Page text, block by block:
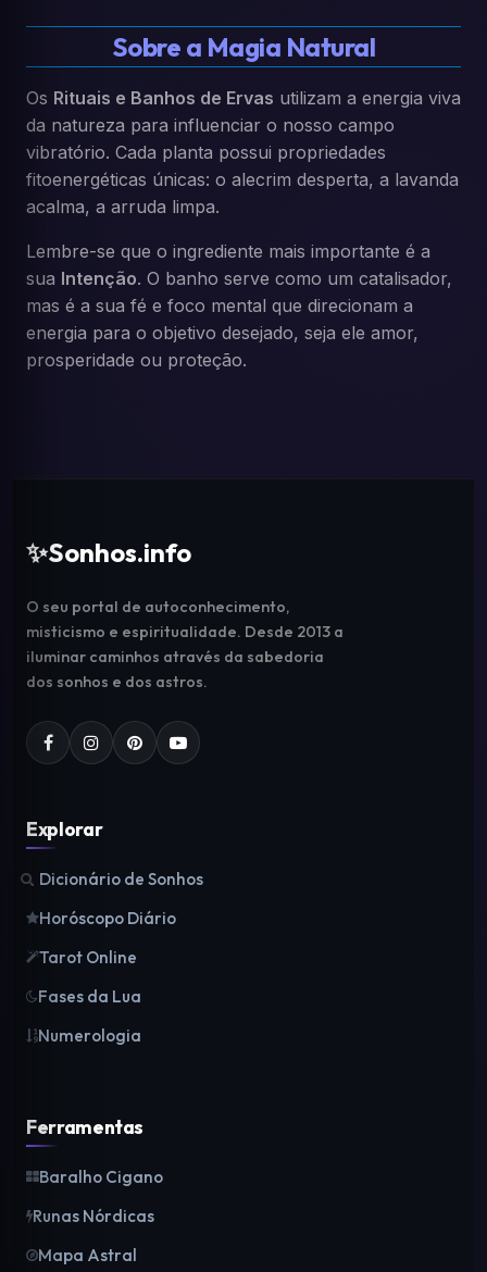
Sobre a Magia Natural
Os Rituais e Banhos de Ervas utilizam a energia viva
da natureza para influenciar o nosso campo
vibratório. Cada planta possui propriedades
fitoenergéticas únicas: o alecrim desperta, a lavanda
acalma, a arruda limpa.
Lembre-se que o ingrediente mais importante é a
sua Intenção. O banho serve como um catalisador,
mas é a sua fé e foco mental que direcionam a
energia para o objetivo desejado, seja ele amor,
prosperidade ou proteção.
✨Sonhos.info
O seu portal de autoconhecimento,
misticismo e espiritualidade. Desde 2013 a
iluminar caminhos através da sabedoria
dos sonhos e dos astros.
Explorar
Dicionário de Sonhos
Horóscopo Diário
Tarot Online
Fases da Lua
Numerologia
Ferramentas
Baralho Cigano
Runas Nórdicas
Mapa Astral